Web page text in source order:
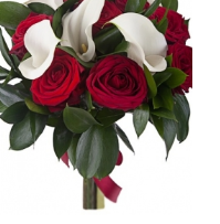
Открытка бесплатно
50 см
30 см